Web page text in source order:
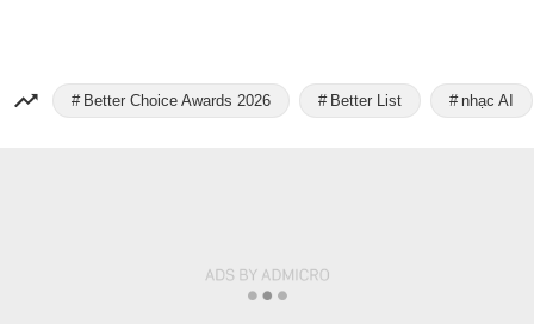
Better Choice Awards 2026 Better List nhạc AI